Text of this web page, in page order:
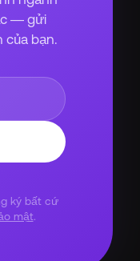
— gửi
của bạn.
ký bất cứ
mật.